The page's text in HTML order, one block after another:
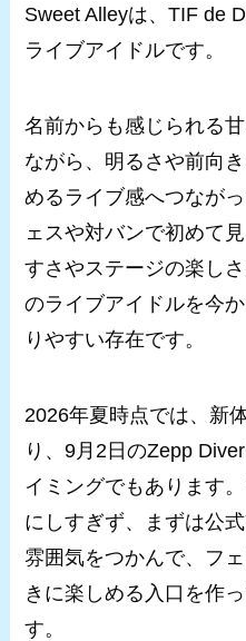
Sweet Alleyは、TIF de
ライブアイドルです。
名前からも感じられる
ながら、明るさや前向
めるライブ感へつなが
ェスや対バンで初めて
すさやステージの楽し
のライブアイドルを今
りやすい存在です。
2026年夏時点では、新
り、9月2日のZepp
イミングでもあります
にしすぎず、まずは公
雰囲気をつかんで、フ
きに楽しめる入口を作
す。